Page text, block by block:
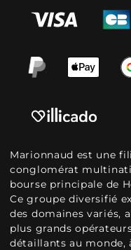
Marionnaud est une
conglomérat
bourse principale de
Ce groupe diversifié
des domaines variés,
plus grands
détaillants au monde,